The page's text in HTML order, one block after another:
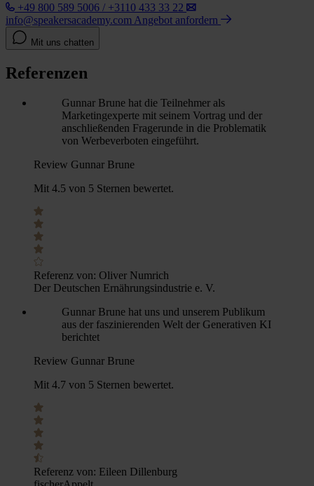
+49 800 589 5006 / +3110 433 33 22
info@speakersacademy.com Angebot anfordern
Mit uns chatten
Referenzen
Gunnar Brune hat die Teilnehmer als
Marketingexperte mit seinem Vortrag und der
anschließenden Fragerunde in die Problematik
von Werbeverboten eingeführt.
Review Gunnar Brune
Mit 4.5 von 5 Sternen bewertet.
Referenz von: Oliver Numrich
Der Deutschen Ernährungsindustrie e. V.
Gunnar Brune hat uns und unserem Publikum
aus der faszinierenden Welt der Generativen KI
berichtet
Review Gunnar Brune
Mit 4.7 von 5 Sternen bewertet.
Referenz von: Eileen Dillenburg